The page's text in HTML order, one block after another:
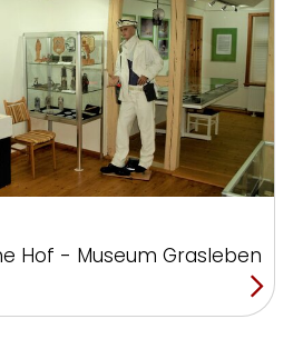
Hof - Museum Grasleben